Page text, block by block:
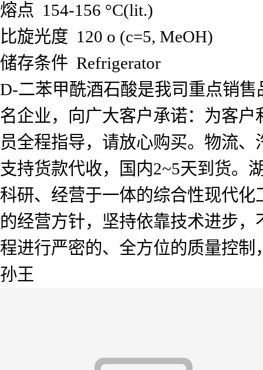
熔点 154-156 °C(lit.)
比旋光度 120 o (c=5, MeOH)
储存条件 Refrigerator
D-二苯甲酰酒石酸是我司重点销
名企业，向广大客户承诺：为客
员全程指导，请放心购买。物流
支持货款代收，国内2~5天到货。
科研、经营于一体的综合性现代
的经营方针，坚持依靠技术进步
程进行严密的、全方位的质量控
孙王